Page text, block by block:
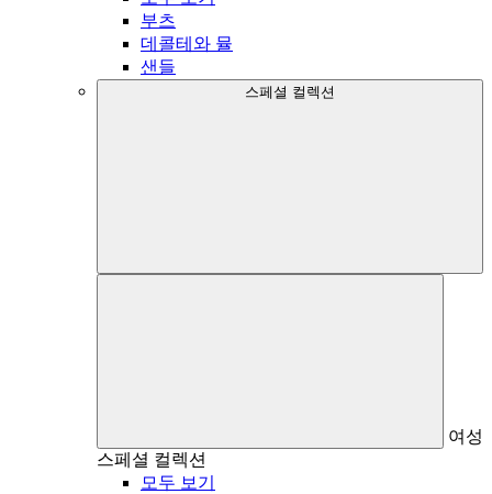
부츠
데콜테와 뮬
샌들
스페셜 컬렉션
여성
스페셜 컬렉션
모두 보기